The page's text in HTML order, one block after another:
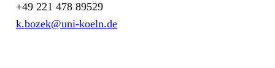
+49 221 478 89529
k.bozek@uni-koeln.de